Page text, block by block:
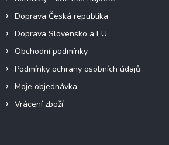
Doprava Česká republika
Doprava Slovensko a EU
Obchodní podmínky
Podmínky ochrany osobních údajů
Moje objednávka
Vrácení zboží